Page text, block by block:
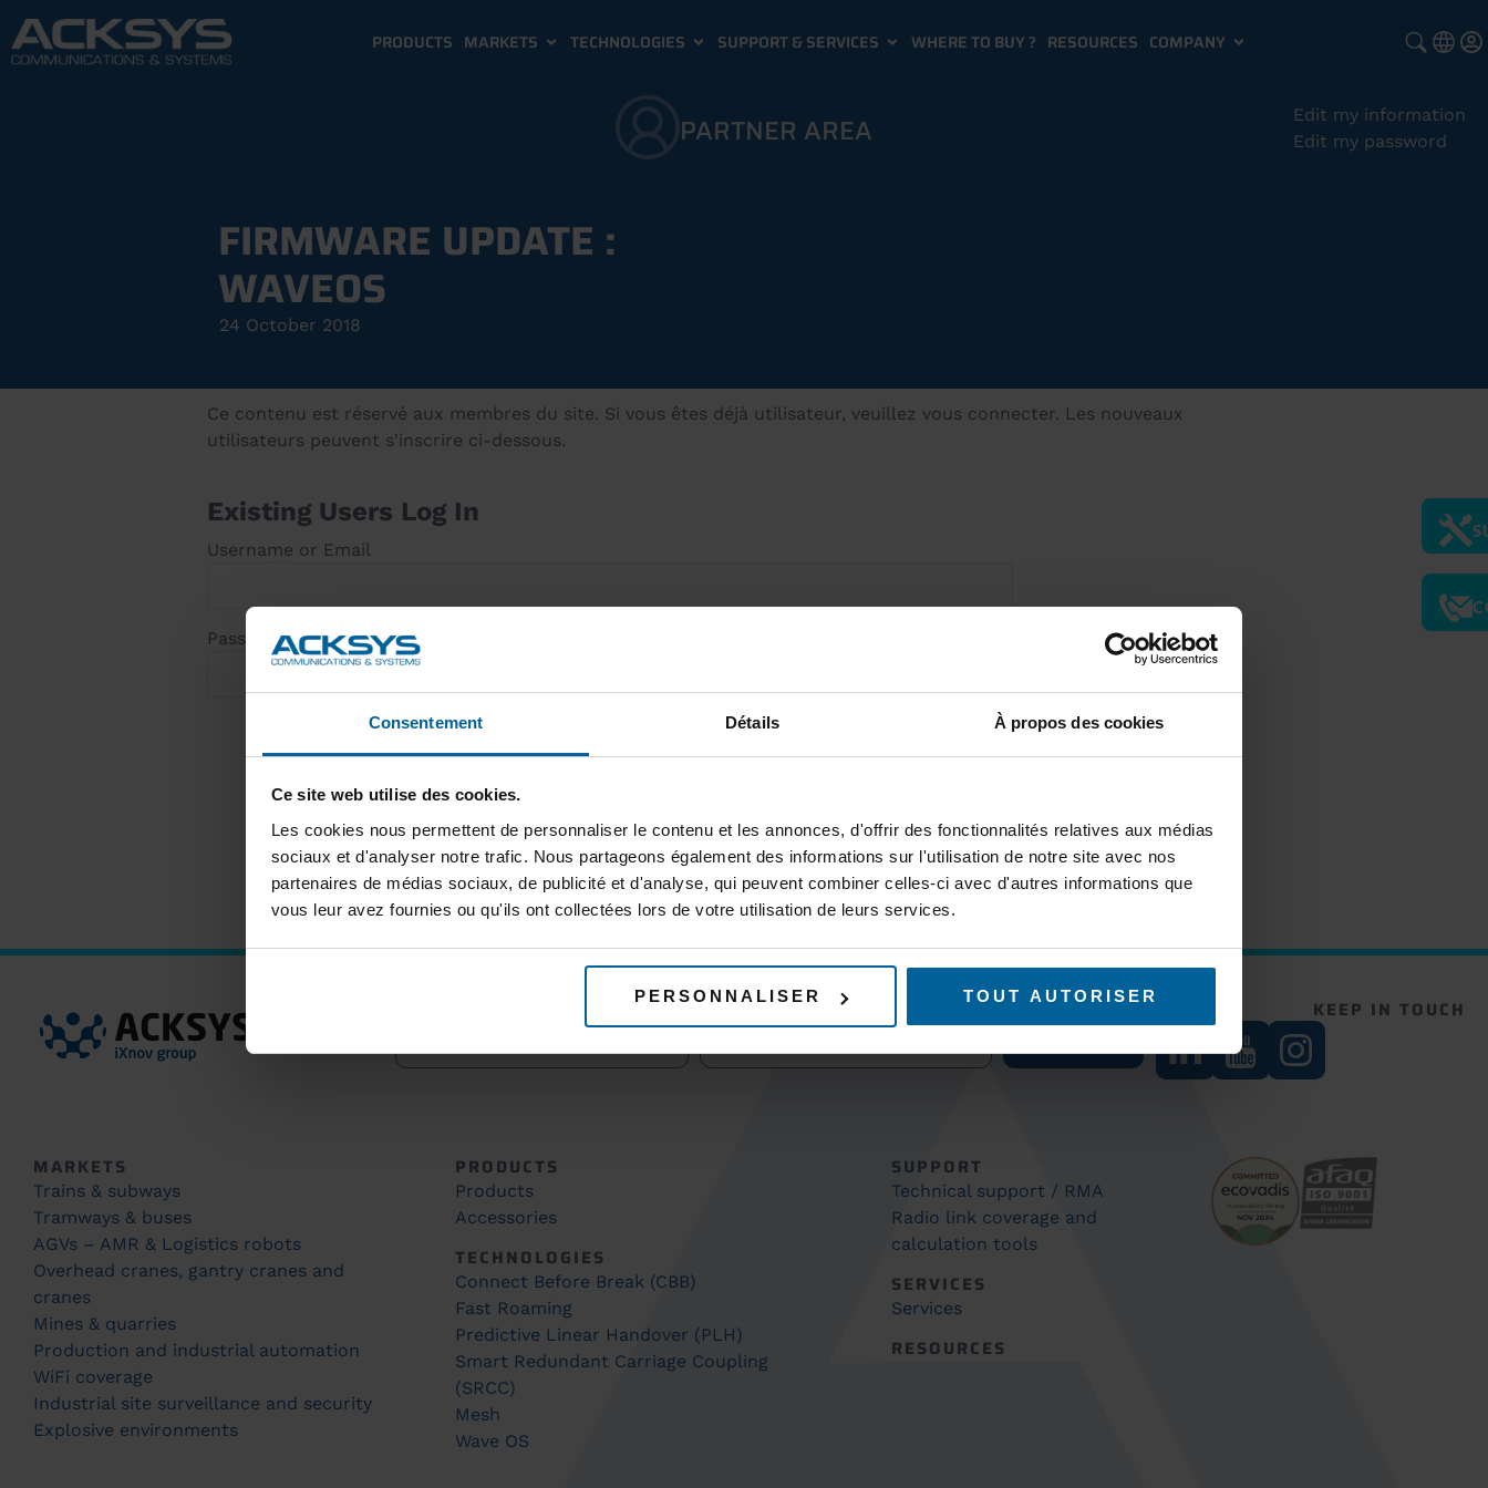
Consentement Détails À propos des cookies
Ce site web utilise des cookies.
Les cookies nous permettent de personnaliser le contenu et les annonces, d'offrir des fonctionnalités relatives aux médias
sociaux et d'analyser notre trafic. Nous partageons également des informations sur l'utilisation de notre site avec nos
partenaires de médias sociaux, de publicité et d'analyse, qui peuvent combiner celles-ci avec d'autres informations que
vous leur avez fournies ou qu'ils ont collectées lors de votre utilisation de leurs services.
PERSONNALISER TOUT AUTORISER
PRODUCTS MARKETS TECHNOLOGIES SUPPORT & SERVICES WHERE TO BUY ? RESOURCES COMPANY
PARTNER AREA
Edit my information
Edit my password
FIRMWARE UPDATE :
WAVEOS
24 October 2018
Ce contenu est réservé aux membres du site. Si vous êtes déjà utilisateur, veuillez vous connecter. Les nouveaux
utilisateurs peuvent s'inscrire ci-dessous.
Existing Users Log In
Username or Email
Password
New User?Click here to register
SUBSCRIBE TO OUR NEWSLETTER
KEEP IN TOUCH
MARKETS
Trains & subways
Tramways & buses
AGVs – AMR & Logistics robots
Overhead cranes, gantry cranes and
cranes
Mines & quarries
Production and industrial automation
WiFi coverage
Industrial site surveillance and security
Explosive environments
PRODUCTS
Products
Accessories
TECHNOLOGIES
Connect Before Break (CBB)
Fast Roaming
Predictive Linear Handover (PLH)
Smart Redundant Carriage Coupling
(SRCC)
Mesh
Wave OS
SUPPORT
Technical support / RMA
Radio link coverage and
calculation tools
SERVICES
Services
RESOURCES